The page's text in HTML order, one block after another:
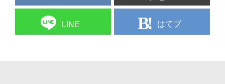
LINE はてブ